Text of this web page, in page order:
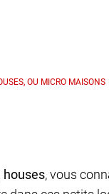
OU MICRO MAISONS
houses, vous